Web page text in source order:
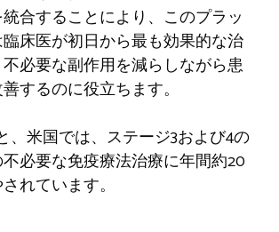
合することにより、このプラッ
臨床医が初日から最も効果的な治
必要な副作用を減らしながら患
するのに役立ちます。
、米国では、ステージ3および4の
必要な免疫療法治療に年間約20
れています。